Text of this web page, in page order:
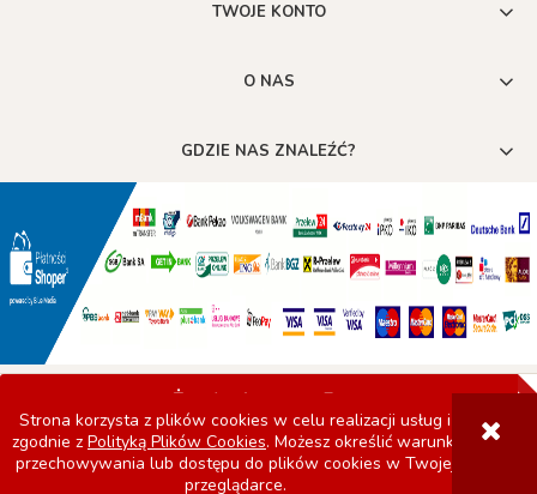
Strona korzysta z plików cookies w celu realizacji usług i
zgodnie z Polityką Plików Cookies. Możesz określić warunki
przechowywania lub dostępu do plików cookies w Twojej
przeglądarce.
TWOJE KONTO
O NAS
GDZIE NAS ZNALEŹĆ?
POKAŻ PEŁNĄ WERSJĘ STRONY
Sklep internetowy Shoper.pl